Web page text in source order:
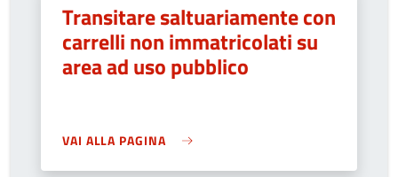
Transitare saltuariamente con
carrelli non immatricolati su
area ad uso pubblico
VAI ALLA PAGINA